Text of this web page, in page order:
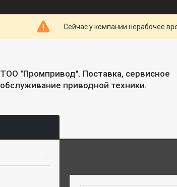
Сейчас у компании нерабочее
ТОО "Промпривод". Поставка, сервисное
обслуживание приводной техники.